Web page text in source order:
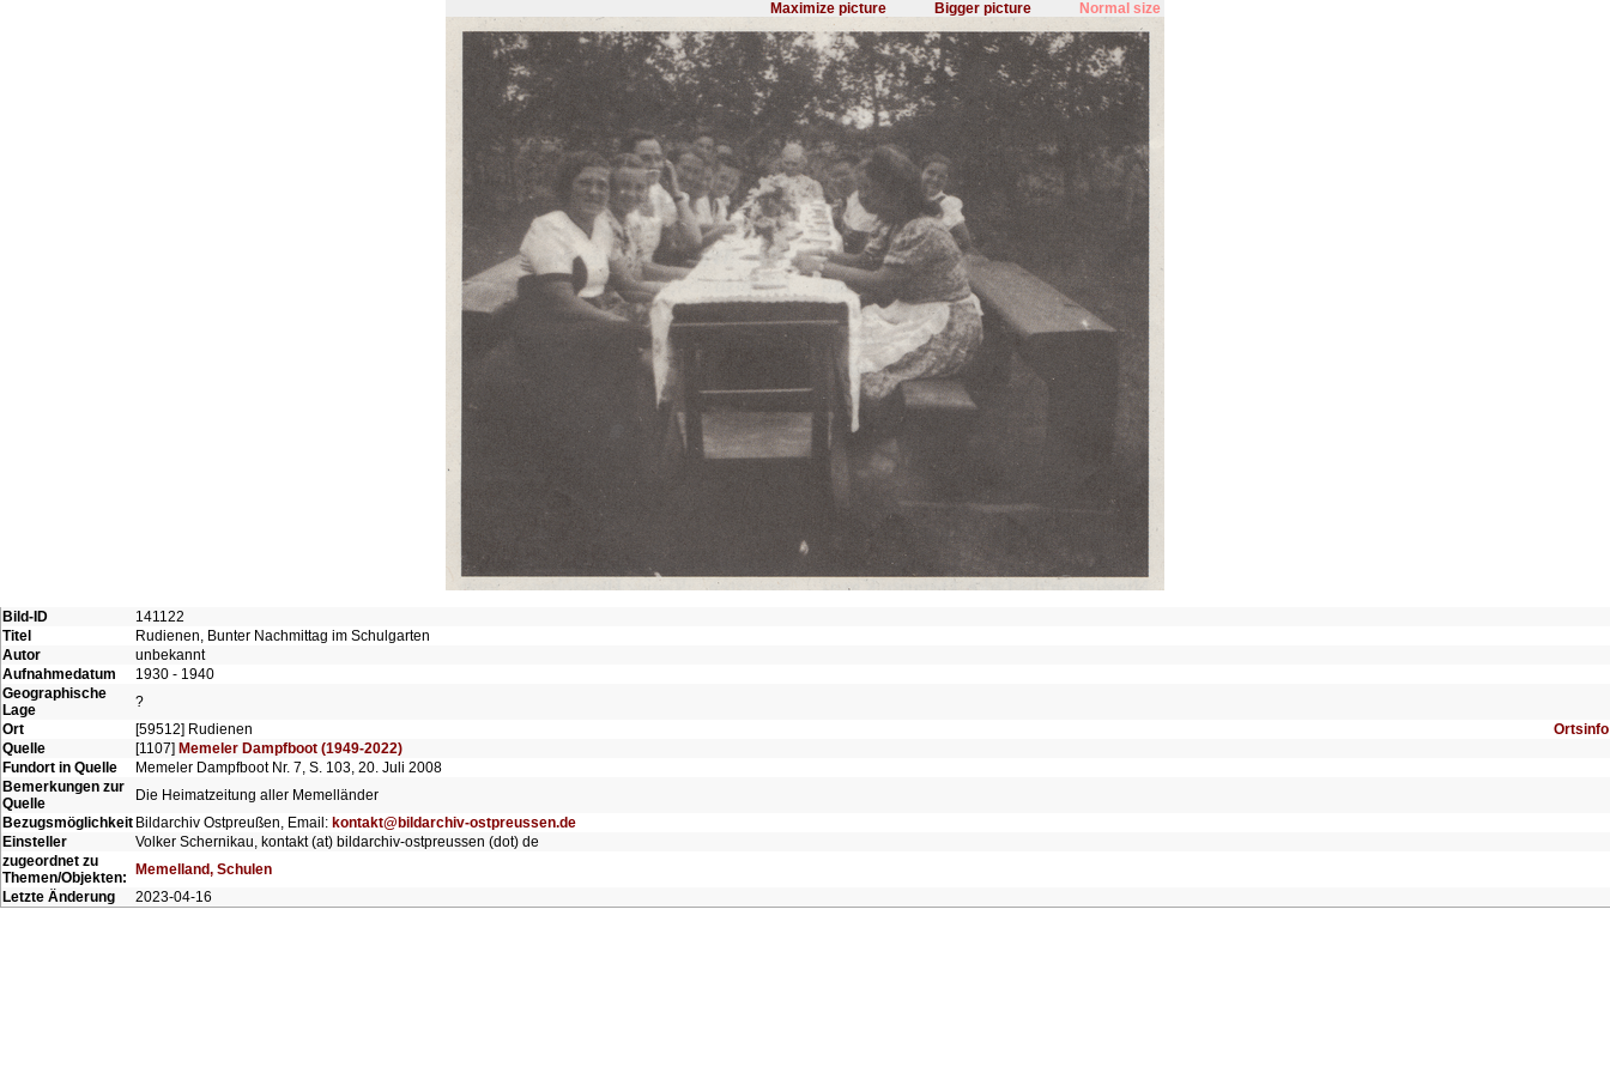
Normal size
Bigger picture
Maximize picture
Bild-ID
141122
Titel
Rudienen, Bunter Nachmittag im Schulgarten
Autor
unbekannt
Aufnahmedatum
1930 - 1940
Geographische
Lage
?
Ort
[59512] Rudienen
Ortsinfo
Quelle
[1107] Memeler Dampfboot (1949-2022)
Fundort in Quelle
Memeler Dampfboot Nr. 7, S. 103, 20. Juli 2008
Bemerkungen zur
Quelle
Die Heimatzeitung aller Memelländer
Bezugsmöglichkeit Bildarchiv Ostpreußen, Email: kontakt@bildarchiv-ostpreussen.de
Einsteller
Volker Schernikau, kontakt (at) bildarchiv-ostpreussen (dot) de
zugeordnet zu
Themen/Objekten:
Memelland, Schulen
Letzte Änderung
2023-04-16